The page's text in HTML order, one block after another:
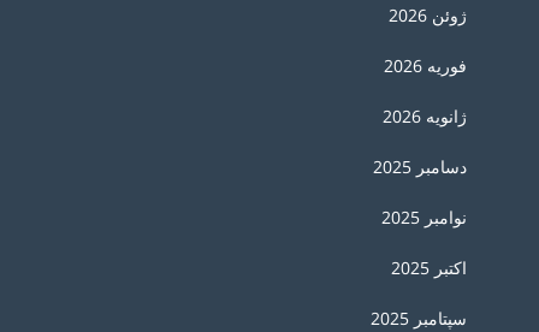
ژوئن 2026
فوریه 2026
ژانویه 2026
دسامبر 2025
نوامبر 2025
اکتبر 2025
سپتامبر 2025